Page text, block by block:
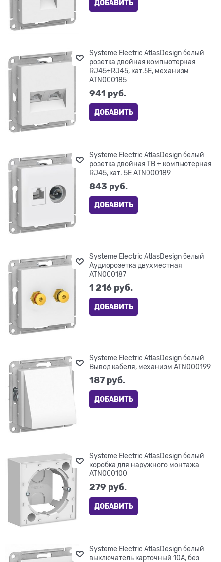
ДОБАВИТЬ
Systeme Electric AtlasDesign белый
розетка двойная компьютерная
RJ45+RJ45, кат.5E, механизм
ATN000185
941 руб.
ДОБАВИТЬ
Systeme Electric AtlasDesign белый
розетка двойная ТВ + компьютерная
RJ45, кат. 5Е ATN000189
843 руб.
ДОБАВИТЬ
Systeme Electric AtlasDesign белый
Аудиорозетка двухместная
ATN000187
1 216 руб.
ДОБАВИТЬ
Systeme Electric AtlasDesign белый
Вывод кабеля, механизм ATN000199
187 руб.
ДОБАВИТЬ
Systeme Electric AtlasDesign белый
коробка для наружного монтажа
ATN000100
279 руб.
ДОБАВИТЬ
Systeme Electric AtlasDesign белый
выключатель карточный 10А, без